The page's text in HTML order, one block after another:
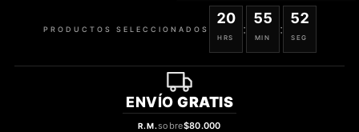
PRODUCTOS SELECCIONADOS
20
HRS
:
55
MIN
:
51
SEG
ENVÍO GRATIS
R.M.sobre$80.000